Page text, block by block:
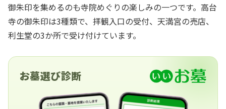
御朱印を集めるのも寺院めぐりの楽しみの一つです。高台
寺の御朱印は3種類で、拝観入口の受付、天満宮の売店、
利生堂の3か所で受け付けています。
お墓選び診断